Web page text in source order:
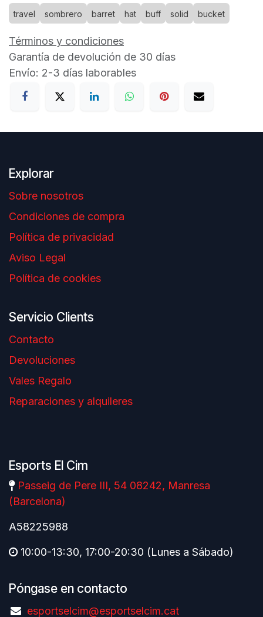
travel sombrero barret hat buff solid bucket
Términos y condiciones
Garantía de devolución de 30 días
Envío: 2-3 días laborables
Explorar
Sobre nosotros
Condiciones de compra
Política de privacidad
Aviso Legal
Política de cookies
Servicio Clients
Contacto
Devoluciones
Vales Regalo
Reparaciones y alquileres
Esports El Cim
Passeig de Pere III, 54 08242, Manresa
(Barcelona)
A58225988
10:00-13:30, 17:00-20:30 (Lunes a Sábado)
Póngase en contacto
esportselcim@esportselcim.cat